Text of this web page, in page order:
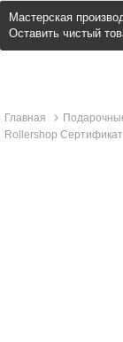
Мастерская
Оставить чистый
Главная
Rollershop